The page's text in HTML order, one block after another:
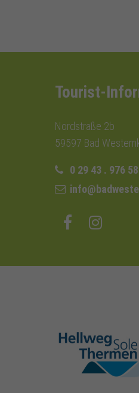
Tourist-
Nordstraße 2b
59597 Bad
0 29 43 . 976
hellweg-sole-
thermen.de